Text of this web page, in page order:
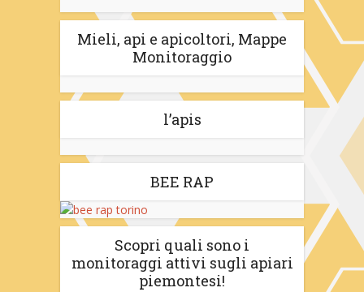
Mieli, api e apicoltori, Mappe
Monitoraggio
l’apis
BEE RAP
Scopri quali sono i
monitoraggi attivi sugli apiari
piemontesi!